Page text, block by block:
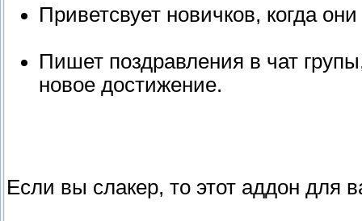
Приветсвует новичков, когда
Пишет поздравления в чат
новое достижение.
Если вы слакер, то этот аддон для